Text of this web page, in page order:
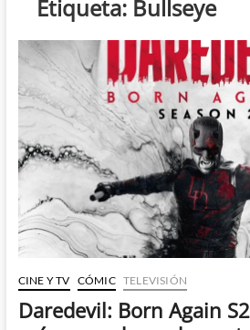
Etiqueta: Bullseye
CINE Y TV CÓMIC TELEVISIÓN
Daredevil: Born Again